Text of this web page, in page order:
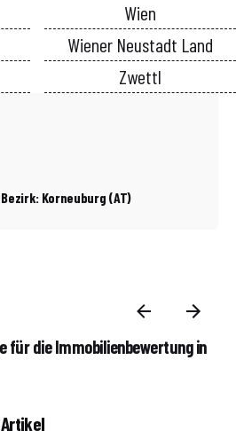
Wien
Wiener Neustadt Land
Zwettl
Korneuburg (AT)
für die Immobilienbewertung in